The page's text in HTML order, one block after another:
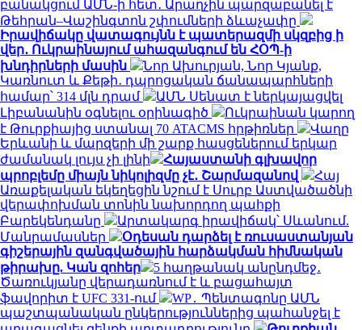
բանակցում ԱՄՆ-ի հետ․ Արաղչին պարզաբանել է
Թեհրան–Վաշինգտոն շփումների ձևաչափը
Իրավիճակը վատագույնն է պատերազմի սկզբից ի
վեր․ Ուկրաինայում ահազանգում են ՀՕՊ-ի
խնդիրների մասին
Նոր Ախուրյան, Նոր Կյանք,
Կառնուտ և Քեթի․ դպրոցական ճանապարհների
համար՝ 314 մլն դրամ
ԱՄՆ Սենատ է ներկայացվել
Լիբանանին օգնելու օրինագիծ
Ուկրաինան կարող
է Թուրքիայից ստանալ 70 ATACMS հրթիռներ
Վաղը
Երևանի և մարզերի մի շարք հասցեներում երկար
ժամանակ լույս չի լինի
Հայաստանի գլխավոր
պրոբլեմը միայն նիկոլիզմը չէ․ Շարմազանով
Հայ
Առաքելական եկեղեցին նշում է Սուրբ Աստվածածնի
վերափոխման տոնին նախորդող պահքի
Բարեկենդանը
Արտակարգ իրավիճակ՝ Սևանում.
Մանրամասներ
Օդեսան դարձել է ռուսաստանյան
գիշերային զանգվածային հարձակման հիմնական
թիրախը. Կան զոհեր
5 հաղթանակ անընդմեջ․
Ծառուկյանը վերադառնում է և բացահայտ
ֆավորիտ է UFC 331-ում
WP․ Պենտագոնը ԱՄՆ
պաշտպանական ընկերություններից պահանջել է